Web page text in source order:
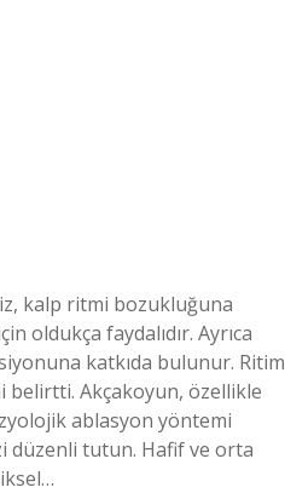
kalp ritmi bozukluğuna
oldukça faydalıdır. Ayrıca
katkıda bulunur. Ritim
belirtti. Akçakoyun, özellikle
ablasyon yöntemi
düzenli tutun. Hafif ve orta